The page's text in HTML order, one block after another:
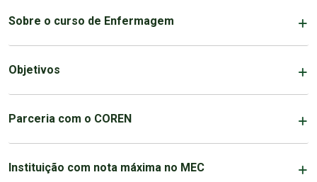
Sobre o curso de Enfermagem
Objetivos
Parceria com o COREN
Instituição com nota máxima no MEC